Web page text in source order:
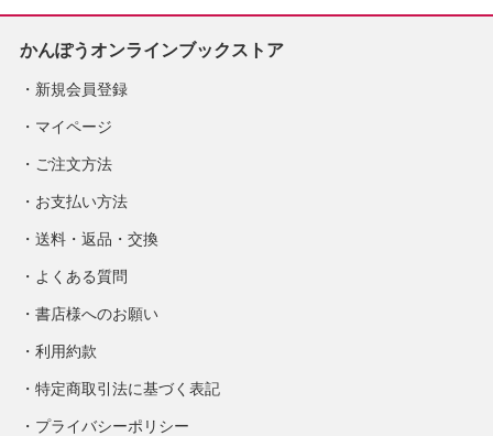
かんぽうオンラインブックストア
新規会員登録
マイページ
ご注文方法
お支払い方法
送料・返品・交換
よくある質問
書店様へのお願い
利用約款
特定商取引法に基づく表記
プライバシーポリシー